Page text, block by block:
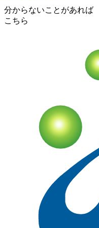
分からないことがあれば
こちら